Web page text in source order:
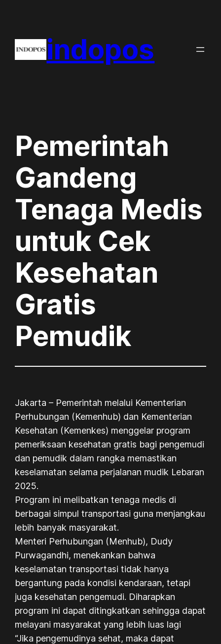
content
indopos
Pemerintah
Gandeng
Tenaga Medis
untuk Cek
Kesehatan
Gratis
Pemudik
Jakarta – Pemerintah melalui Kementerian
Perhubungan (Kemenhub) dan Kementerian
Kesehatan (Kemenkes) menggelar program
pemeriksaan kesehatan gratis bagi pengemudi
dan pemudik dalam rangka memastikan
keselamatan selama perjalanan mudik Lebaran
2025.
Program ini melibatkan tenaga medis di
berbagai simpul transportasi guna menjangkau
lebih banyak masyarakat.
Menteri Perhubungan (Menhub), Dudy
Purwagandhi, menekankan bahwa
keselamatan transportasi tidak hanya
bergantung pada kondisi kendaraan, tetapi
juga kesehatan pengemudi. Diharapkan
program ini dapat ditingkatkan sehingga dapat
melayani masyarakat yang lebih luas lagi
“Jika pengemudinya sehat, maka dapat